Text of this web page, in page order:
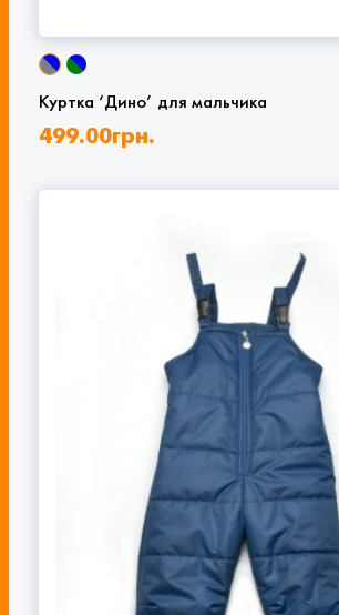
Куртка ‘Дино’ для мальчика
499.00грн.